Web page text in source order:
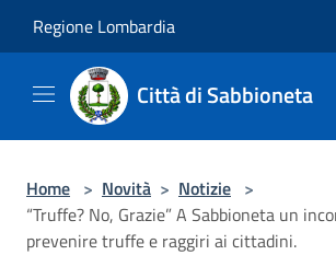
Regione Lombardia
Città di Sabbioneta
Home > Novità > Notizie >
“Truffe? No, Grazie” A Sabbioneta un
prevenire truffe e raggiri ai cittadini.